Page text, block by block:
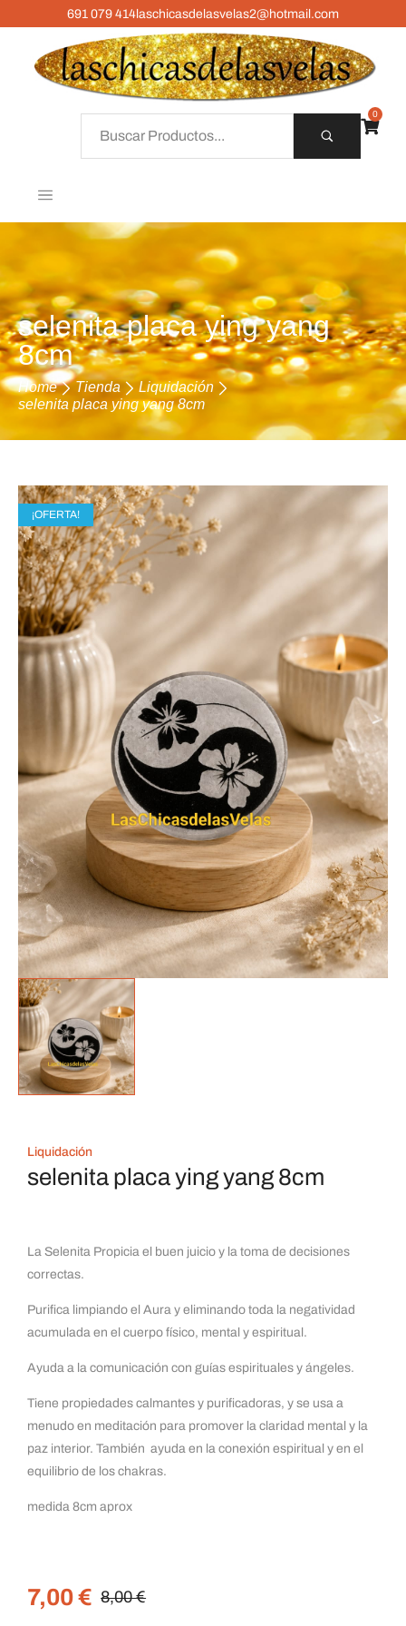
691 079 414laschicasdelasvelas2@hotmail.com
0
selenita placa ying yang
8cm
Home Tienda
Liquidación
selenita placa ying yang 8cm
¡OFERTA!
Liquidación
selenita placa ying yang 8cm
La Selenita Propicia el buen juicio y la toma de decisiones
correctas.
Purifica limpiando el Aura y eliminando toda la negatividad
acumulada en el cuerpo físico, mental y espiritual.
Ayuda a la comunicación con guías espirituales y ángeles.
Tiene propiedades calmantes y purificadoras, y se usa a
menudo en meditación para promover la claridad mental y la
paz interior. También ayuda en la conexión espiritual y en el
equilibrio de los chakras.
medida 8cm aprox
8,00€
7,00€